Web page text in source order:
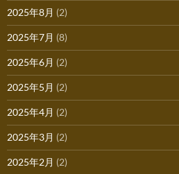
2025年8月 (2)
2025年7月 (8)
2025年6月 (2)
2025年5月 (2)
2025年4月 (2)
2025年3月 (2)
2025年2月 (2)